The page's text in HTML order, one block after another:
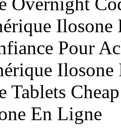
Pour
Ilosone
Tablets Cheap
En Ligne